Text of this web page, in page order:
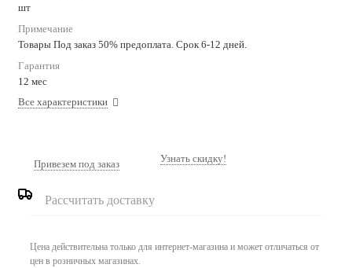
шт
Примечание
Товары Под заказ 50% предоплата. Срок 6-12 дней.
Гарантия
12 мес
Все характеристики
Привезем под заказ Узнать скидку!
Рассчитать доставку
Цена действительна только для интернет-магазина и может отличаться от
цен в розничных магазинах.